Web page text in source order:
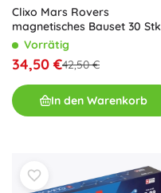
Clixo Mars Rovers
magnetisches Bauset 30 Stk
Vorrätig
34,50 €42,50 €
In den Warenkorb